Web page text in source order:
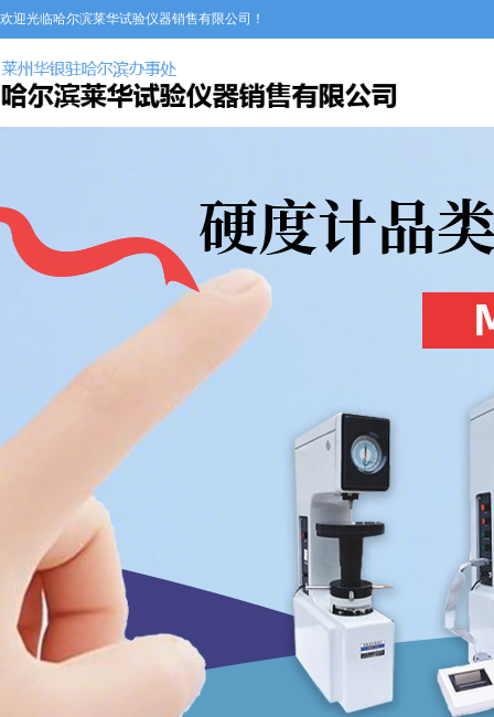
欢迎光临哈尔滨莱华试验仪器销售有限公司！